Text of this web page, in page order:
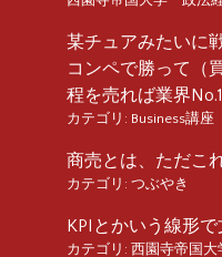
某チュアみたいに
コンペで勝って（
程を売れば業界
カテゴリ: Business講座
商売とは、ただこ
カテゴリ: つぶやき
KPIとかいう線形
カテゴリ: 西園寺帝国